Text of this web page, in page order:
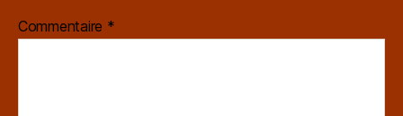
Commentaire *